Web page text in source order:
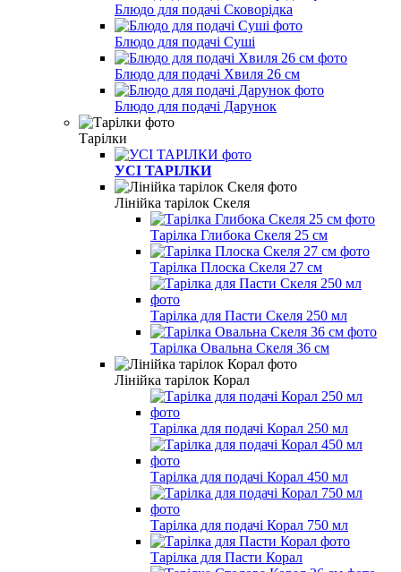
Блюдо для подачі Сковорідка
Блюдо для подачі Суші
Блюдо для подачі Хвиля 26 см
Блюдо для подачі Дарунок
Тарілки
УСІ ТАРІЛКИ
Лінійка тарілок Скеля
Тарілка Глибока Скеля 25 см
Тарілка Плоска Скеля 27 см
Тарілка для Пасти Скеля 250 мл
Тарілка Овальна Скеля 36 см
Лінійка тарілок Корал
Тарілка для подачі Корал 250 мл
Тарілка для подачі Корал 450 мл
Тарілка для подачі Корал 750 мл
Тарілка для Пасти Корал